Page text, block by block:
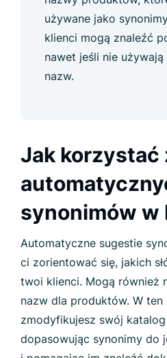
używane jako
klienci mogą znaleźć
nawet jeśli nie używają
nazw.
Jak korzystać
synonimów w
Automatyczne sugestie
ci zorientować się, jakich
twoi klienci. Mogą również
nazw dla produktów. W
zmodyfikujesz swój
dopasowując synonimy do